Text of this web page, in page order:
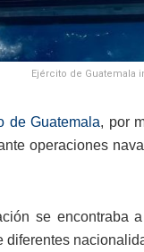
Ejército de Guatemala
de Guatemala, por
operaciones
se encontraba
diferentes